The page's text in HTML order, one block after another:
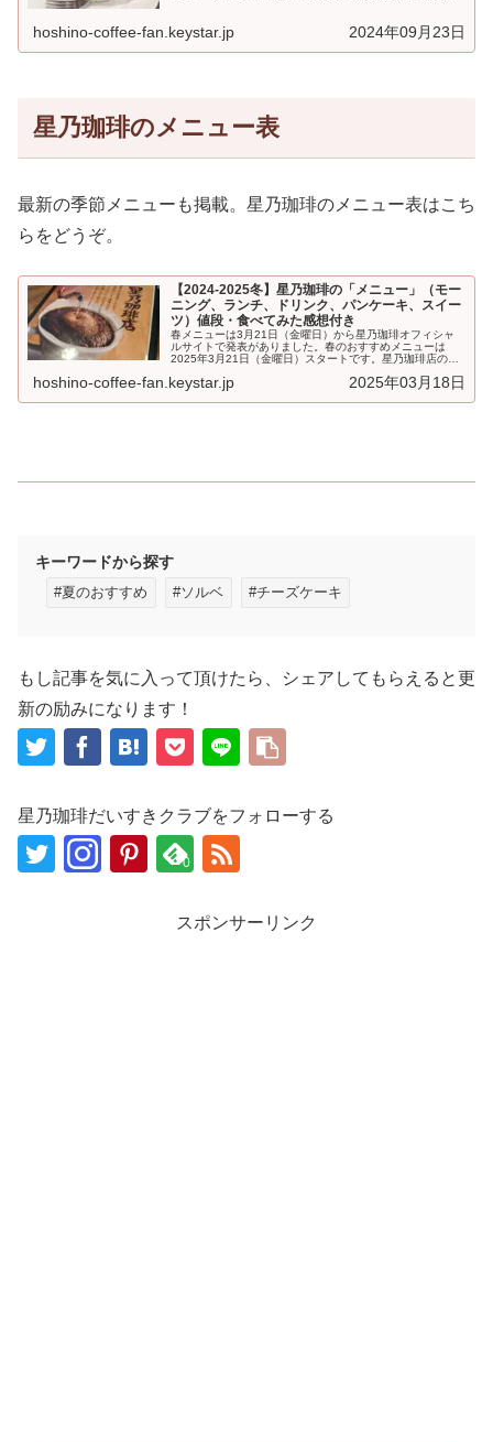
hoshino-coffee-fan.keystar.jp 2024年09月23日
星乃珈琲のメニュー表
最新の季節メニューも掲載。星乃珈琲のメニュー表はこち
らをどうぞ。
【2024-2025冬】星乃珈琲の「メニュー」（モー
ニング、ランチ、ドリンク、パンケーキ、スイー
ツ）値段・食べてみた感想付き
春メニューは3月21日（金曜日）から星乃珈琲オフィシャ
ルサイトで発表がありました。春のおすすめメニューは
2025年3月21日（金曜日）スタートです。星乃珈琲店の
hoshino-coffee-fan.keystar.jp 2025年03月18日
キーワードから探す
#夏のおすすめ #ソルベ #チーズケーキ
もし記事を気に入って頂けたら、シェアしてもらえると更
新の励みになります！
星乃珈琲だいすきクラブをフォローする
0
スポンサーリンク